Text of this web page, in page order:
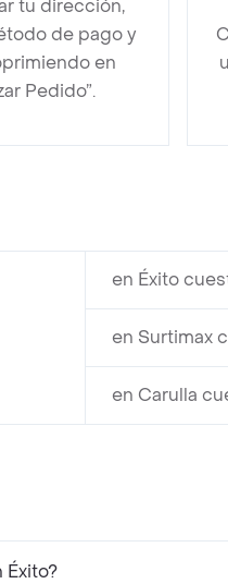
tu dirección,
de pago y
en
Pedido”.
en Éxito
en Surtimax
en Carulla